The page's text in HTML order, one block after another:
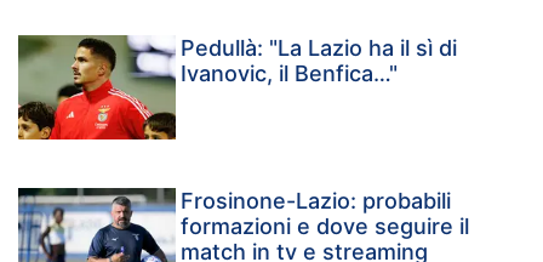
Pedullà: "La Lazio ha il sì di
Ivanovic, il Benfica…"
Frosinone-Lazio: probabili
formazioni e dove seguire il
match in tv e streaming